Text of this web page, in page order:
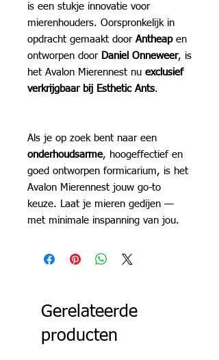
is een stukje innovatie voor
mierenhouders. Oorspronkelijk in
opdracht gemaakt door Antheapen
ontworpen door Daniel Onneweer, is
het Avalon Mierennest nu exclusief
verkrijgbaar bij Esthetic Ants.
Als je op zoek bent naar een
onderhoudsarme, hoogeffectief en
goed ontworpen formicarium, is het
Avalon Mierennest jouw go-to
keuze. Laat je mieren gedijen —
met minimale inspanning van jou.
Gerelateerde
producten